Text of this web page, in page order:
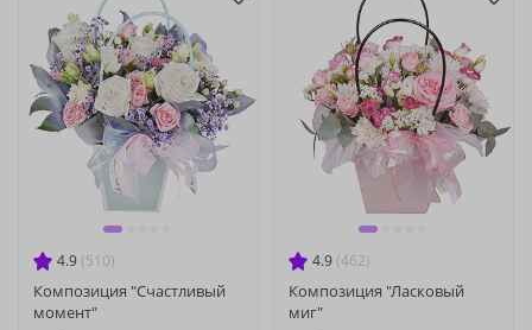
4.9 (510)
Композиция "Счастливый
момент"
4.9 (462)
Композиция "Ласковый
миг"